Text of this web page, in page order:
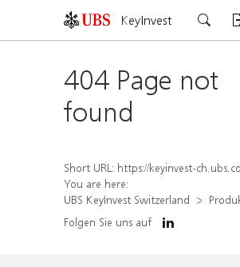
KeyInvest
404 Page not
found
Short URL: https://keyinvest-ch.ubs.com/produkt/detail/index/
You are here:
UBS KeyInvest Switzerland
Folgen Sie uns auf